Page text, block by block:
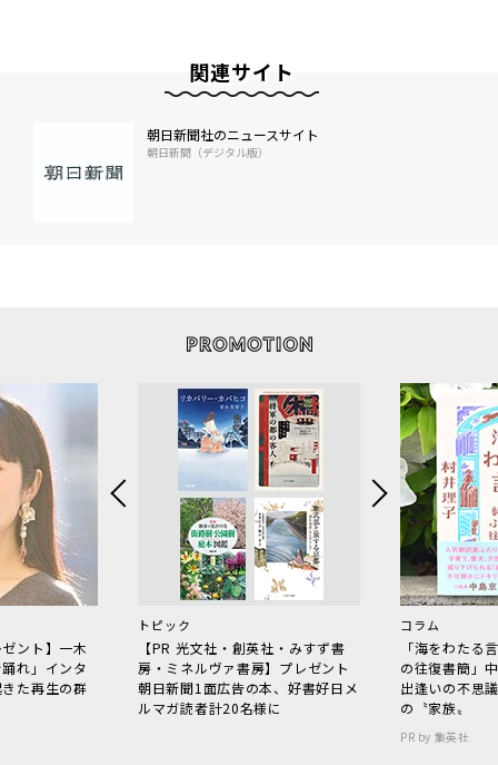
関連サイト
朝日新聞社のニュースサイト
朝日新聞（デジタル版）
ント】一木
れ」インタ
た再生の群
トピック
【PR 光文社・創英社・みすず書
房・ミネルヴァ書房】プレゼント
朝日新聞1面広告の本、好書好日メ
ルマガ読者計20名様に
コラム
「海をわた
の往復書簡」
出逢いの不思
の〝家族〟
PR by 集英社